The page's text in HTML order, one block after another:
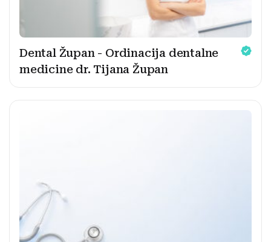
Dental Župan - Ordinacija dentalne
medicine dr. Tijana Župan